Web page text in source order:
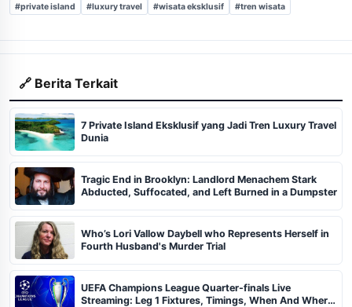
#private island #luxury travel #wisata eksklusif #tren wisata
🔗 Berita Terkait
7 Private Island Eksklusif yang Jadi Tren Luxury Travel
Dunia
Tragic End in Brooklyn: Landlord Menachem Stark
Abducted, Suffocated, and Left Burned in a Dumpster
Who’s Lori Vallow Daybell who Represents Herself in
Fourth Husband's Murder Trial
UEFA Champions League Quarter-finals Live
Streaming: Leg 1 Fixtures, Timings, When And Where